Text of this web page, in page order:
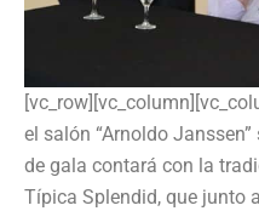
el salón “Arnoldo
de gala contará con la
Típica Splendid, que junto